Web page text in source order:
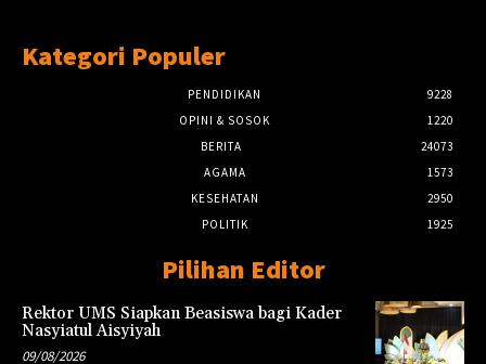
Kategori Populer
PENDIDIKAN
9228
OPINI & SOSOK
1220
BERITA
24073
AGAMA
1573
KESEHATAN
2950
POLITIK
1925
Pilihan Editor
Rektor UMS Siapkan Beasiswa bagi Kader
Nasyiatul Aisyiyah
09/08/2026